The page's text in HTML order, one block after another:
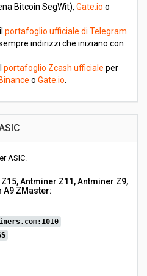
Bitcoin SegWit), Gate.io o
portafoglio ufficiale di Telegram
indirizzi che iniziano con
portafoglio Zcash ufficiale per
Binance o Gate.io
ASIC.
Antminer Z11, Antminer Z9,
A9 ZMaster: